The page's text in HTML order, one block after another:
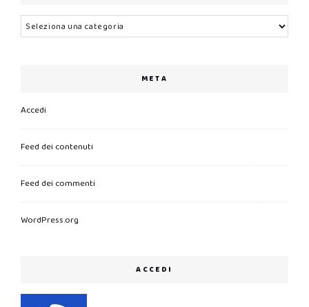
Categorie
META
Accedi
Feed dei contenuti
Feed dei commenti
WordPress.org
ACCEDI